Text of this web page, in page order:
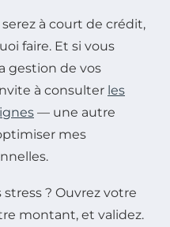
à court de crédit,
faire. Et si vous
gestion de vos
à consulter les
— une autre
mes
? Ouvrez votre
montant, et validez.